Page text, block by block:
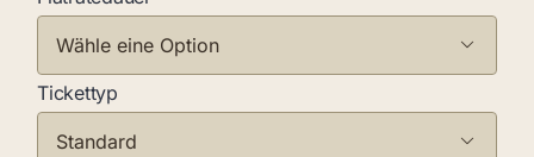

Tickettyp
